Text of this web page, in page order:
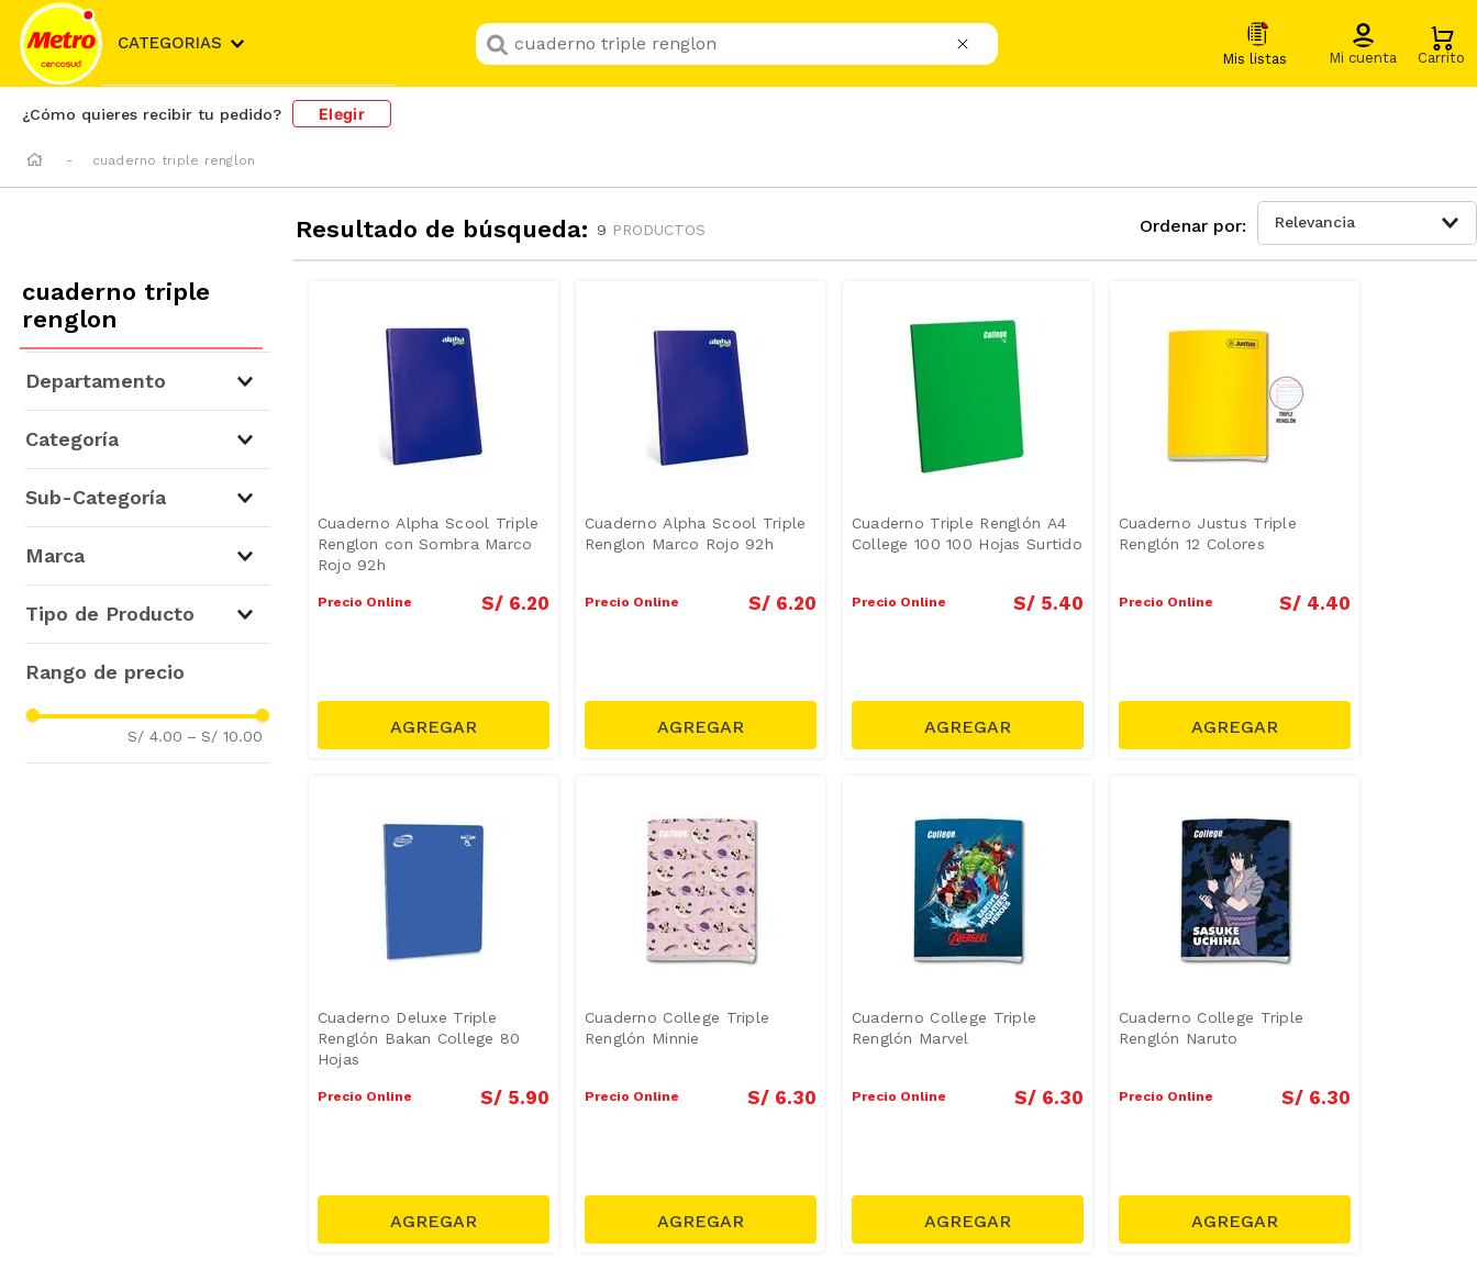
CATEGORIAS
¿Que buscas hoy?
¿Cómo quieres recibir tu pedido? Elegir
cuaderno triple renglon
Resultado de búsqueda: 9 PRODUCTOS Relevancia
cuaderno triple
renglon
Departamento
Categoría
Sub-Categoría
Marca
Tipo de Producto
Libretas
2
S/ 4.00 – S/ 10.00
Cuaderno Alpha Scool Triple
Renglon con Sombra Marco
Rojo 92h
Precio Online S/ 6.20
Cuaderno Alpha Scool Triple
Renglon Marco Rojo 92h
Precio Online S/ 6.20
Cuaderno Triple Renglón A4
College 100 100 Hojas Surtido
Precio Online S/ 5.40
Cuaderno Justus Triple
Renglón 12 Colores
Precio Online S/ 4.40
Cuaderno Deluxe Triple
Renglón Bakan College 80
Hojas
Precio Online S/ 5.90
Cuaderno College Triple
Renglón Minnie
Precio Online S/ 6.30
Cuaderno College Triple
Renglón Marvel
Precio Online S/ 6.30
Cuaderno College Triple
Renglón Naruto
Precio Online S/ 6.30